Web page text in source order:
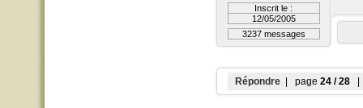
Inscrit le :
12/05/2005
3237 messages
Répondre | page 24 / 28